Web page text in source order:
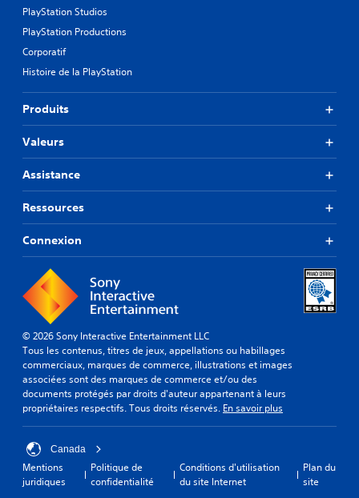
PlayStation Studios
PlayStation Productions
Corporatif
Histoire de la PlayStation
Produits
Valeurs
Assistance
Ressources
Connexion
© 2026 Sony Interactive Entertainment LLC
Tous les contenus, titres de jeux, appellations ou habillages
commerciaux, marques de commerce, illustrations et images
associées sont des marques de commerce et/ou des
documents protégés par droits d'auteur appartenant à leurs
propriétaires respectifs. Tous droits réservés. En savoir plus
Canada
Mentions
juridiques
Politique de
confidentialité
Conditions d'utilisation
du site Internet
Plan du
site